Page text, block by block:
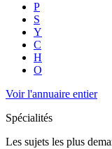
P
S
Y
C
H
O
Voir l'annuaire entier
Spécialités
Les sujets les plus